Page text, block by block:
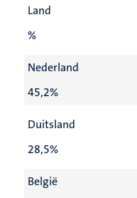
Land
%
Nederland
45,2%
Duitsland
28,5%
België